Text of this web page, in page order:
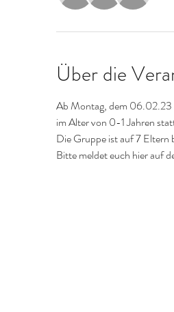
Über die
Ab Montag, dem 06.02.23
im Alter von 0-1 Jahren
Die Gruppe ist auf 7 Eltern
Bitte meldet euch hier auf